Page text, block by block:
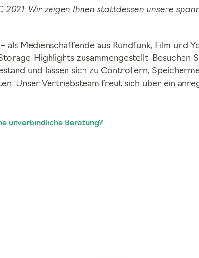
2021: Wir zeigen Ihnen stattdessen unsere
als Medienschaffende aus Rundfunk, Film und
Highlights zusammengestellt. Besuchen
und lassen sich zu Controllern,
Unser Vertriebsteam freut sich über ein
unverbindliche Beratung?